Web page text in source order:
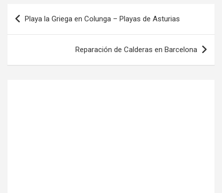
Navegación
de
Playa la Griega en Colunga – Playas de Asturias
Reparación de Calderas en Barcelona